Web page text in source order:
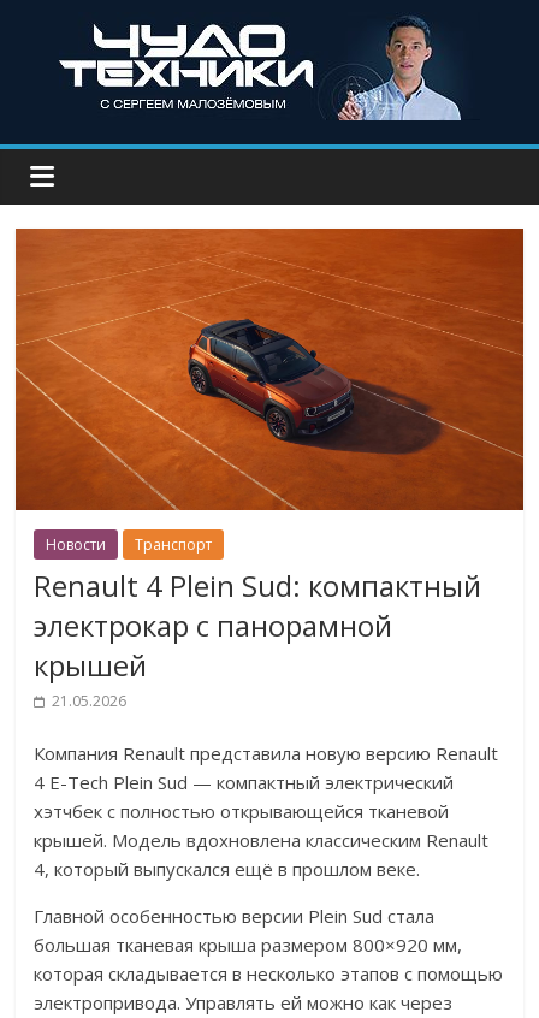
Новости Транспорт
Renault 4 Plein Sud: компактный
электрокар с панорамной
крышей
21.05.2026
Компания Renault представила новую версию Renault
4 E-Tech Plein Sud — компактный электрический
хэтчбек с полностью открывающейся тканевой
крышей. Модель вдохновлена классическим Renault
4, который выпускался ещё в прошлом веке.
Главной особенностью версии Plein Sud стала
большая тканевая крыша размером 800×920 мм,
которая складывается в несколько этапов с помощью
электропривода. Управлять ей можно как через